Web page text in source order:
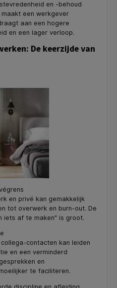
en -behoud
een werkgever
aan een hogere
en een lager verloop.
De keerzijde van
en privé kan gemakkelijk
tot overwerk en burn-out. De
iets af te maken" is groot.
contacten kan leiden
en een verminderd
en
te faciliteren.